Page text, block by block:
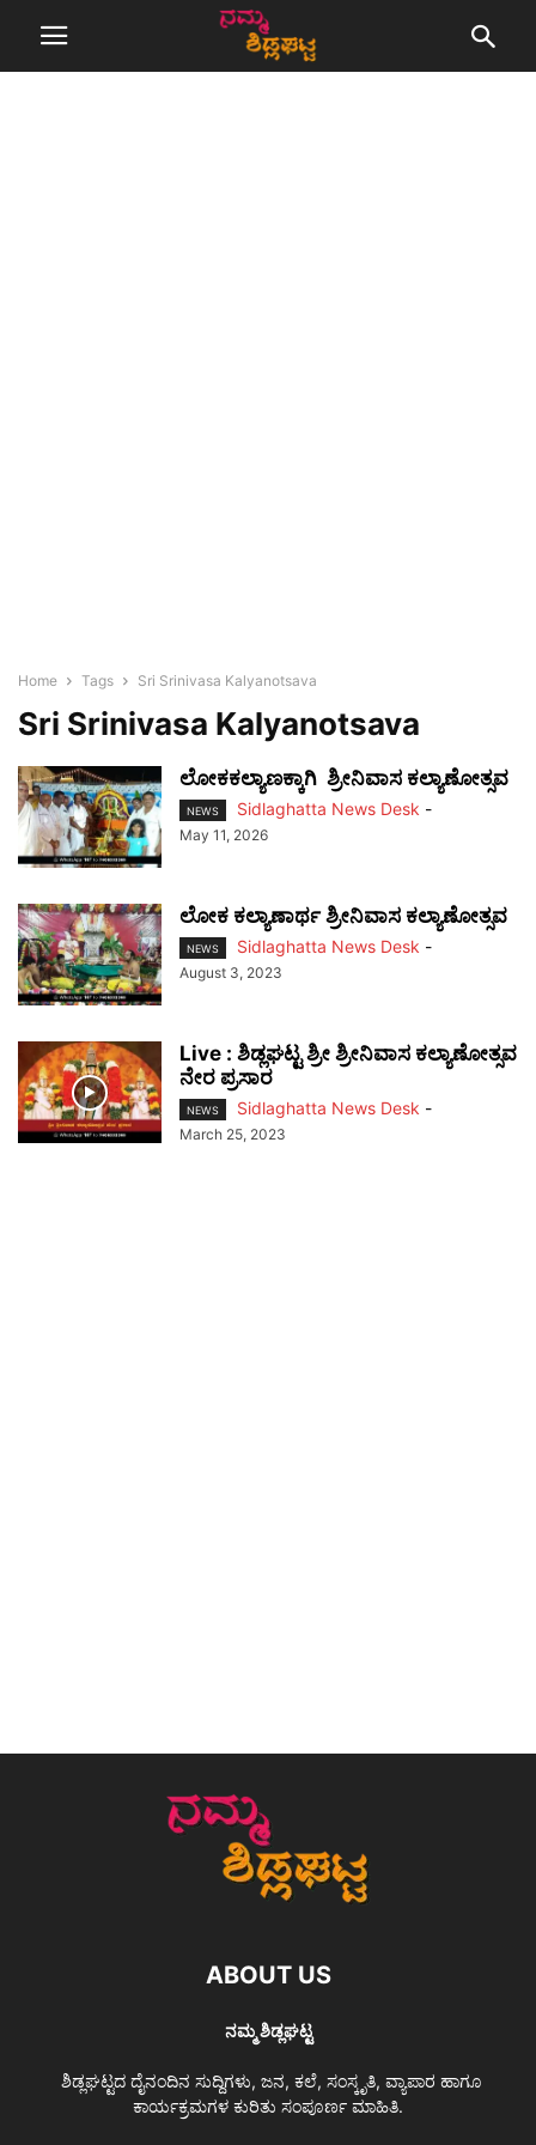
Home Tags Sri Srinivasa Kalyanotsava
Sri Srinivasa Kalyanotsava
ಲೋಕಕಲ್ಯಾಣಕ್ಕಾಗಿ ಶ್ರೀನಿವಾಸ ಕಲ್ಯಾಣೋತ್ಸವ
NEWS Sidlaghatta News Desk -
May 11, 2026
ಲೋಕ ಕಲ್ಯಾಣಾರ್ಥ ಶ್ರೀನಿವಾಸ ಕಲ್ಯಾಣೋತ್ಸವ
NEWS Sidlaghatta News Desk -
August 3, 2023
Live : ಶಿಡ್ಲಘಟ್ಟ ಶ್ರೀ ಶ್ರೀನಿವಾಸ ಕಲ್ಯಾಣೋತ್ಸವ
ನೇರ ಪ್ರಸಾರ
NEWS Sidlaghatta News Desk -
March 25, 2023
ABOUT US
ನಮ್ಮ ಶಿಡ್ಲಘಟ್ಟ
ಶಿಡ್ಲಘಟ್ಟದ ದೈನಂದಿನ ಸುದ್ದಿಗಳು, ಜನ, ಕಲೆ, ಸಂಸ್ಕೃತಿ, ವ್ಯಾಪಾರ ಹಾಗೂ
ಕಾರ್ಯಕ್ರಮಗಳ ಕುರಿತು ಸಂಪೂರ್ಣ ಮಾಹಿತಿ.